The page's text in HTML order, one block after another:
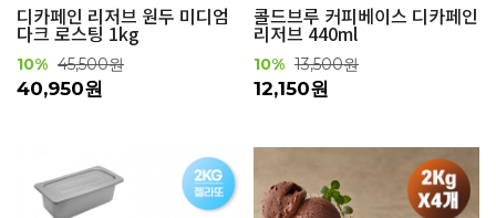
디카페인 리저브 원두 미디엄
다크 로스팅 1kg
10% 45,500원
40,950원
콜드브루 커피베이스 디카페인
리저브 440ml
10% 13,500원
12,150원